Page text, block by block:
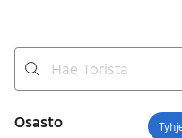
Suodattimet
Osasto